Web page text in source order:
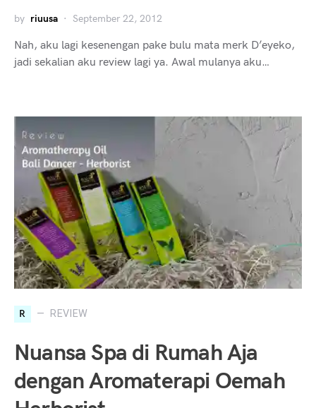
by riuusa September 22, 2012
Nah, aku lagi kesenengan pake bulu mata merk D’eyeko,
jadi sekalian aku review lagi ya. Awal mulanya aku…
R REVIEW
Nuansa Spa di Rumah Aja
dengan Aromaterapi Oemah